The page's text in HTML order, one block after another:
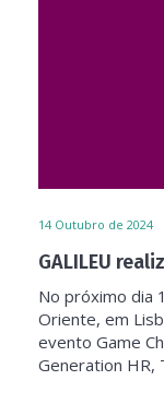
14 Outubro de 2024
GALILEU
No próximo dia
Oriente, em
evento Game
Generation HR,